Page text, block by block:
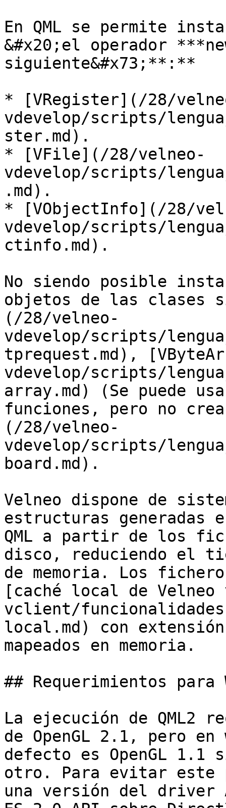
En QML se permite
&#x20;el operador
siguiente&#x73;**:**
* [VRegister](/28/
vdevelop/scripts/
ster.md).
* [VFile](/28/velneo-
vdevelop/scripts/
.md).
* [VObjectInfo](/28/
vdevelop/scripts/
ctinfo.md).
No siendo posible
objetos de las clases
(/28/velneo-
vdevelop/scripts/
tprequest.md),
vdevelop/scripts/
array.md) (Se puede
funciones, pero no
(/28/velneo-
vdevelop/scripts/
board.md).
Velneo dispone de
estructuras generadas
QML a partir de los
disco, reduciendo el
de memoria. Los
[caché local de
vclient/
local.md) con
mapeados en memoria.
## Requerimientos para
La ejecución de QML2
de OpenGL 2.1, pero
defecto es OpenGL 1.1
otro. Para evitar este
una versión del driver